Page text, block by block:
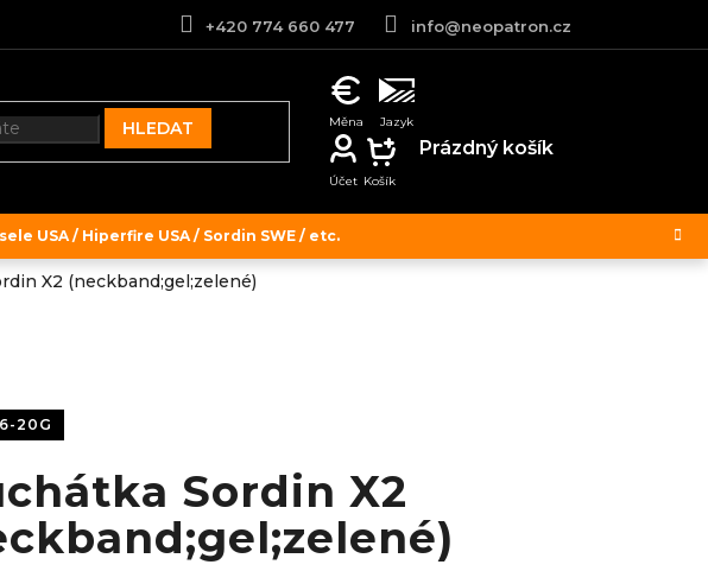
USA / Hiperfire USA / Sordin SWE / etc.
+420 774 660 477 info@neopatron.cz
HLEDAT
NÁKUPNÍ
KOŠÍK
Prázdný košík
X2 (neckband;gel;zelené)
Sordin X2
20G